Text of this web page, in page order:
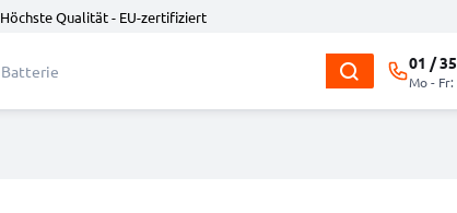
Höchste Qualität - EU-zertifiziert
01 /
Mo -